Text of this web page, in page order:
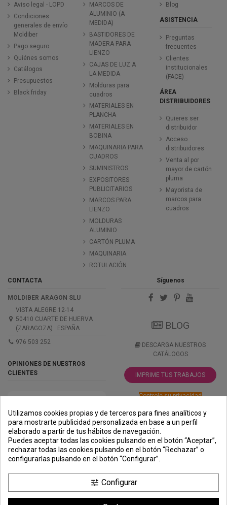
Aviso legal - LOPD
Condiciones
generales de envío
Moldiber
Pago seguro
Quiénes somos
Catálogos
Presupuestos
Black friday
MARCOS DE
ALUMINIO (A
MEDIDA)
BASTIDORES DE
MADERA PARA
LIENZO
CAJAS DE LUZ A
LA MEDIDA
Molduras para
cuadros
MATERIALES EN
PLANCHA
MATERIALES EN
BOBINA
MAQUINARIA PARA
CUADROS
SUMINISTROS
EXPOSITORES
PUBLICITARIOS
MARCOS PARA
LIENZO
MOLDURAS
ALUMINIO
CARTÓN PLUMA
MAQUINARIA
ROTULACIÓN
Blog
ASISTENCIA
Preguntas
frecuentes
Clientes
institucionales
(FACE)
ÁREA
DISTRIBUIDORES
Quieres ser
distribuidor
Acceso
distribuidores
Venta al por
mayor de cartón
pluma
Mayorista de
marcos para
cuadros
CONTACTA
MOLDIBER ARAGON SLU
VISTA ALEGRE 12-14
50410 CUARTE DE HUERVA
(ZARAGOZA) · ESPAÑA
976 503 252
OPINIONES DE NUESTROS
CLIENTES
Síguenos
BLOG
DESCARGA NUESTROS
CATÁLOGOS
IMPRIME TUS TRABAJOS
Controle su privacidad
PREMIOS
METODOS
DE PAGO
ENVÍO
COMERCIO
SEGURO
Utilizamos cookies propias y de terceros para fines analíticos y
para mostrarte publicidad personalizada en base a un perfil
elaborado a partir de tus hábitos de navegación.
Puedes aceptar todas las cookies pulsando en el botón “Aceptar”,
rechazar todas las cookies pulsando en el botón “Rechazar” o
configurarlas pulsando en el botón “Configurar”.
tune Configurar